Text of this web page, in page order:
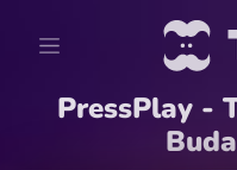
PressPlay -